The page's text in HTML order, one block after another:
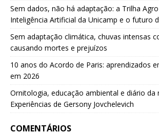
Sem dados, não há adaptação: a Trilha
Inteligência Artificial da Unicamp e o futuro
Sem adaptação climática, chuvas intensas
causando mortes e prejuízos
10 anos do Acordo de Paris: aprendizados
em 2026
Ornitologia, educação ambiental e diário da
Experiências de Gersony Jovchelevich
COMENTÁRIOS